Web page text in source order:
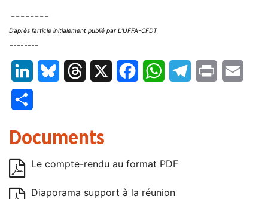
– – – – – – – –
D’après l’article initialement publié par L’UFFA-CFDT
– – – – – – – –
LinkedInBluesky Threads FacebookWhatsAppTelegram
Print
Documents
Le compte-rendu au format PDF
Diaporama support à la réunion